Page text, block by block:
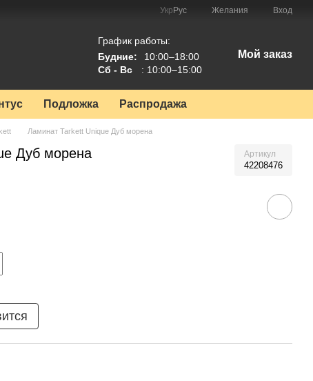
Укр Рус Желания Вход
График работы:
Будние:
10:00–18:00
Сб - Вс
: 10:00–15:00
Мой заказ
Подложка Распродажа
Ламинат Tarkett Unique Дуб морена
Дуб морена Артикул
42208476